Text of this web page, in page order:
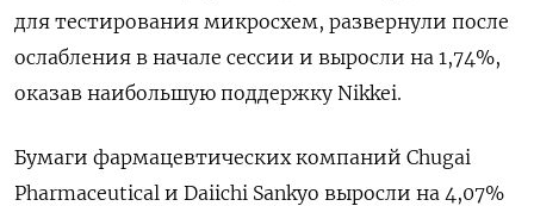
для тестирования микросхем, развернули после
ослабления в начале сессии и выросли на 1,74%,
оказав наибольшую поддержку Nikkei.
Бумаги фармацевтических компаний Chugai
Pharmaceutical и Daiichi Sankyo выросли на 4,07%